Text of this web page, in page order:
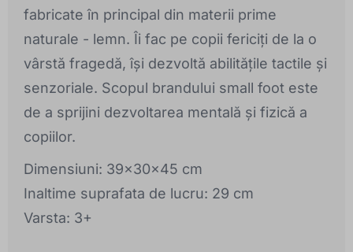
fabricate în principal din materii prime
naturale - lemn. Îi fac pe copii fericiți de la o
vârstă fragedă, își dezvoltă abilitățile tactile și
senzoriale. Scopul brandului small foot este
de a sprijini dezvoltarea mentală și fizică a
copiilor.
Dimensiuni: 39x30x45 cm
Inaltime suprafata de lucru: 29 cm
Varsta: 3+